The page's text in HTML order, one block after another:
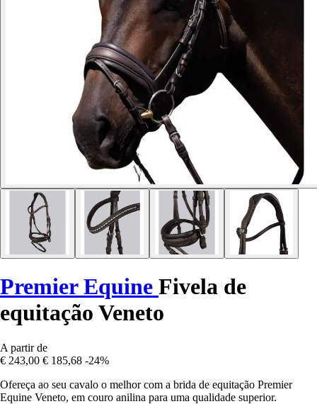
Premier Equine Fivela de
equitação Veneto
A partir de
€ 243,00 € 185,68 -24%
Ofereça ao seu cavalo o melhor com a brida de equitação Premier
Equine Veneto, em couro anilina para uma qualidade superior.